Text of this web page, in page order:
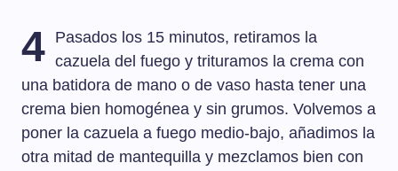
4 Pasados los 15 minutos, retiramos la
cazuela del fuego y trituramos la crema con
una batidora de mano o de vaso hasta tener una
crema bien homogénea y sin grumos. Volvemos a
poner la cazuela a fuego medio-bajo, añadimos la
otra mitad de mantequilla y mezclamos bien con